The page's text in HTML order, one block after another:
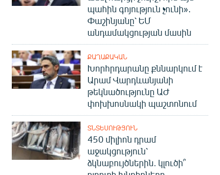
պահին գոյություն չունի»․
Փաշինյանը՝ ԵՄ
անդամակցության մասին
ՔԱՂԱՔԱԿԱՆ
Խորհրդարանը քննարկում է
Արամ Վարդևանյանի
թեկնածությունը ԱԺ
փոխխոսնակի պաշտոնում
ՏՆՏԵՍՈՒԹՅՈՒՆ
450 միլիոն դրամ
աջակցություն՝
ձկնաբույծներին. կլուծի՞